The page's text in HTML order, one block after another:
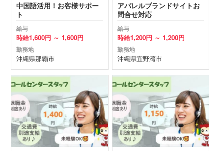
中国語活用！お客様サポー
ト
給与
時給1,600円 ～ 1,600円
勤務地
沖縄県那覇市
アパレルブランドサイトお
問合せ対応
給与
時給1,200円 ～ 1,200円
勤務地
沖縄県宜野湾市